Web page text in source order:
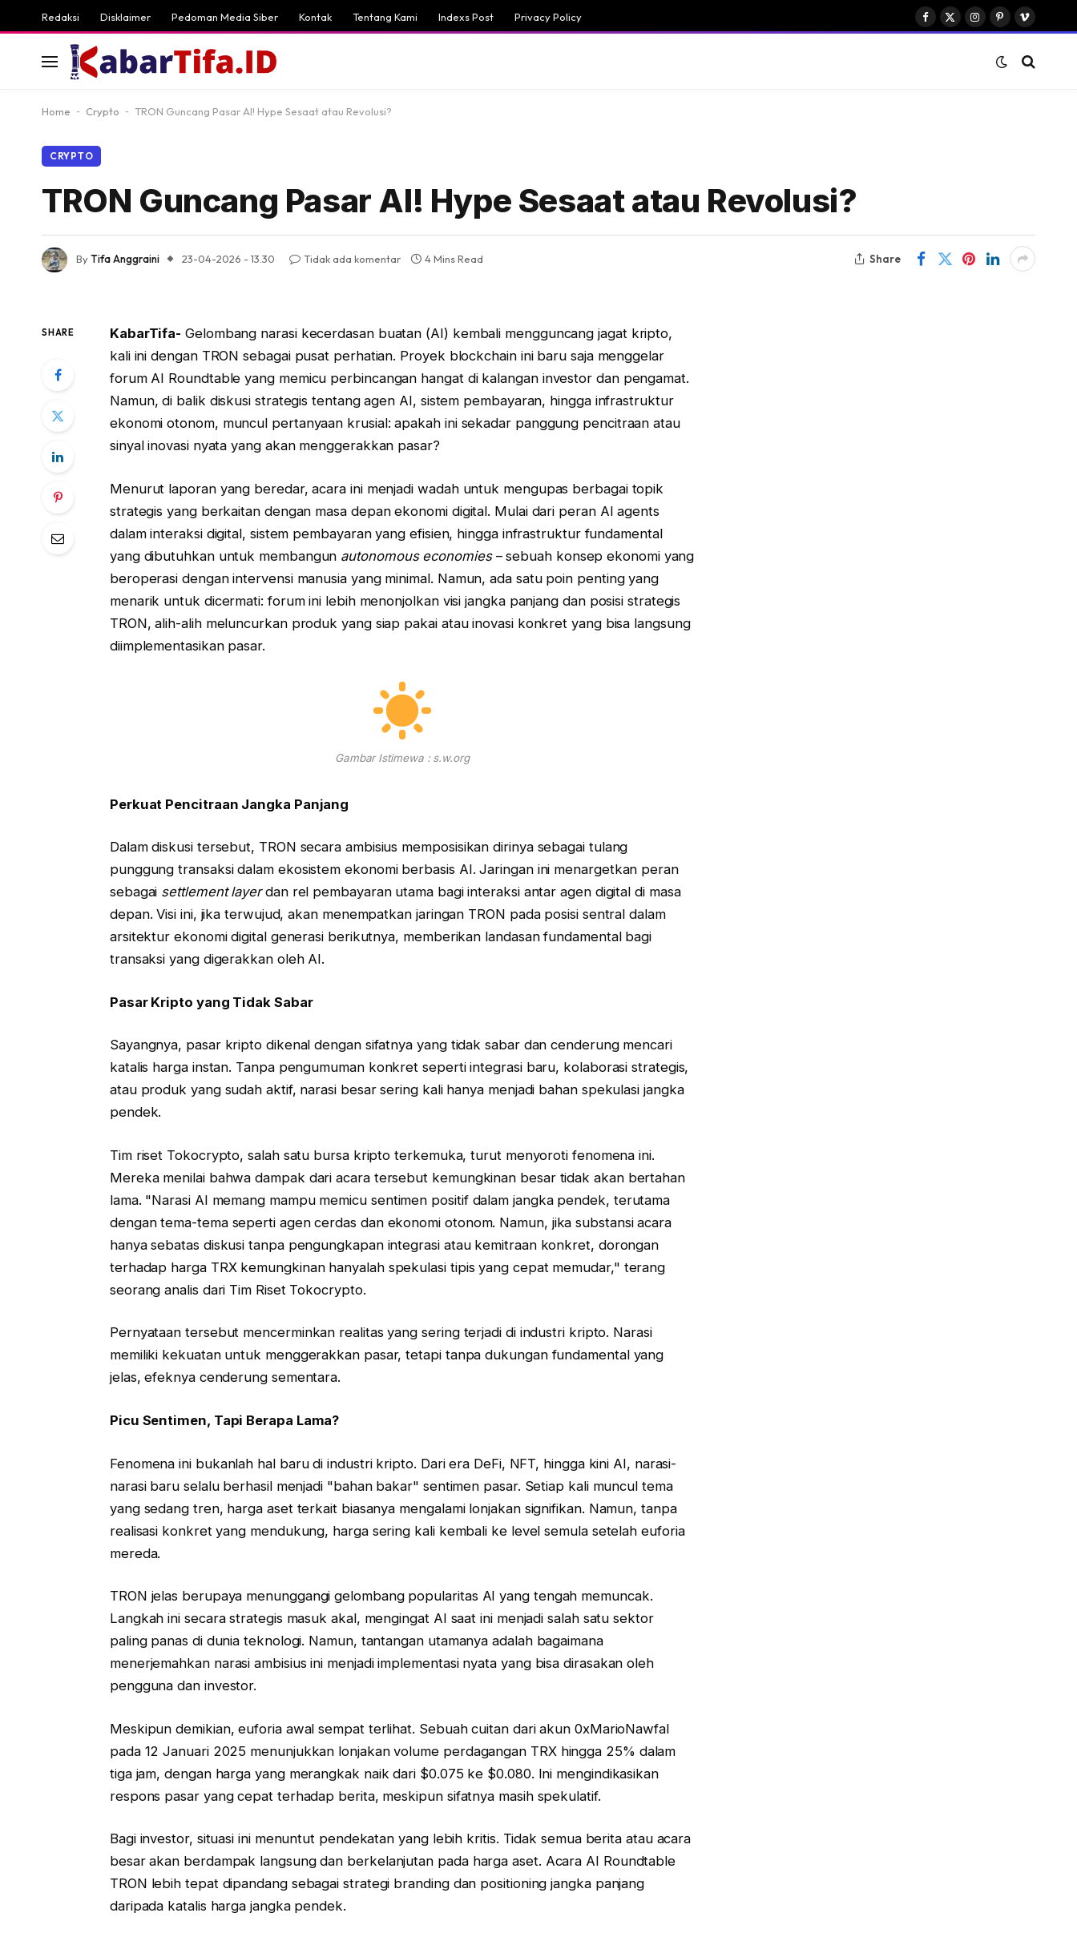
Redaksi Disklaimer Pedoman Media Siber Kontak Tentang Kami Indexs Post Privacy Policy
Facebook
X
Instagram
PinterestVimeo
Home - Crypto - TRON Guncang Pasar AI! Hype Sesaat atau Revolusi?
CRYPTO
TRON Guncang Pasar AI! Hype Sesaat atau Revolusi?
ByTifa Anggraini 23-04-2026 - 13.30 Tidak ada komentar 4 Mins Read Share
SHARE KabarTifa- Gelombang narasi kecerdasan buatan (AI) kembali mengguncang jagat kripto,
kali ini dengan TRON sebagai pusat perhatian. Proyek blockchain ini baru saja menggelar
forum AI Roundtable yang memicu perbincangan hangat di kalangan investor dan pengamat.
Namun, di balik diskusi strategis tentang agen AI, sistem pembayaran, hingga infrastruktur
ekonomi otonom, muncul pertanyaan krusial: apakah ini sekadar panggung pencitraan atau
sinyal inovasi nyata yang akan menggerakkan pasar?
Menurut laporan yang beredar, acara ini menjadi wadah untuk mengupas berbagai topik
strategis yang berkaitan dengan masa depan ekonomi digital. Mulai dari peran AI agents
dalam interaksi digital, sistem pembayaran yang efisien, hingga infrastruktur fundamental
yang dibutuhkan untuk membangun autonomous economies– sebuah konsep ekonomi yang
beroperasi dengan intervensi manusia yang minimal. Namun, ada satu poin penting yang
menarik untuk dicermati: forum ini lebih menonjolkan visi jangka panjang dan posisi strategis
TRON, alih-alih meluncurkan produk yang siap pakai atau inovasi konkret yang bisa langsung
diimplementasikan pasar.
Gambar Istimewa : s.w.org
Perkuat Pencitraan Jangka Panjang
Dalam diskusi tersebut, TRON secara ambisius memposisikan dirinya sebagai tulang
punggung transaksi dalam ekosistem ekonomi berbasis AI. Jaringan ini menargetkan peran
sebagai settlement layerdan rel pembayaran utama bagi interaksi antar agen digital di masa
depan. Visi ini, jika terwujud, akan menempatkan jaringan TRON pada posisi sentral dalam
arsitektur ekonomi digital generasi berikutnya, memberikan landasan fundamental bagi
transaksi yang digerakkan oleh AI.
Pasar Kripto yang Tidak Sabar
Sayangnya, pasar kripto dikenal dengan sifatnya yang tidak sabar dan cenderung mencari
katalis harga instan. Tanpa pengumuman konkret seperti integrasi baru, kolaborasi strategis,
atau produk yang sudah aktif, narasi besar sering kali hanya menjadi bahan spekulasi jangka
pendek.
Tim riset Tokocrypto, salah satu bursa kripto terkemuka, turut menyoroti fenomena ini.
Mereka menilai bahwa dampak dari acara tersebut kemungkinan besar tidak akan bertahan
lama. "Narasi AI memang mampu memicu sentimen positif dalam jangka pendek, terutama
dengan tema-tema seperti agen cerdas dan ekonomi otonom. Namun, jika substansi acara
hanya sebatas diskusi tanpa pengungkapan integrasi atau kemitraan konkret, dorongan
terhadap harga TRX kemungkinan hanyalah spekulasi tipis yang cepat memudar," terang
seorang analis dari Tim Riset Tokocrypto.
Pernyataan tersebut mencerminkan realitas yang sering terjadi di industri kripto. Narasi
memiliki kekuatan untuk menggerakkan pasar, tetapi tanpa dukungan fundamental yang
jelas, efeknya cenderung sementara.
Picu Sentimen, Tapi Berapa Lama?
Fenomena ini bukanlah hal baru di industri kripto. Dari era DeFi, NFT, hingga kini AI, narasi-
narasi baru selalu berhasil menjadi "bahan bakar" sentimen pasar. Setiap kali muncul tema
yang sedang tren, harga aset terkait biasanya mengalami lonjakan signifikan. Namun, tanpa
realisasi konkret yang mendukung, harga sering kali kembali ke level semula setelah euforia
mereda.
TRON jelas berupaya menunggangi gelombang popularitas AI yang tengah memuncak.
Langkah ini secara strategis masuk akal, mengingat AI saat ini menjadi salah satu sektor
paling panas di dunia teknologi. Namun, tantangan utamanya adalah bagaimana
menerjemahkan narasi ambisius ini menjadi implementasi nyata yang bisa dirasakan oleh
pengguna dan investor.
Meskipun demikian, euforia awal sempat terlihat. Sebuah cuitan dari akun 0xMarioNawfal
pada 12 Januari 2025 menunjukkan lonjakan volume perdagangan TRX hingga 25% dalam
tiga jam, dengan harga yang merangkak naik dari $0.075 ke $0.080. Ini mengindikasikan
respons pasar yang cepat terhadap berita, meskipun sifatnya masih spekulatif.
Bagi investor, situasi ini menuntut pendekatan yang lebih kritis. Tidak semua berita atau acara
besar akan berdampak langsung dan berkelanjutan pada harga aset. Acara AI Roundtable
TRON lebih tepat dipandang sebagai strategi branding dan positioning jangka panjang
daripada katalis harga jangka pendek.